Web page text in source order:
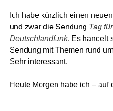
Ich habe kürzlich einen
und zwar die Sendung Tag
Deutschlandfunk. Es handelt
Sendung mit Themen rund
Sehr interessant.
Heute Morgen habe ich – auf